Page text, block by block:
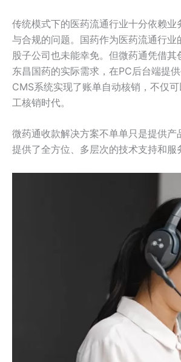
传统模式下的医药流通行业十分依赖
与合规的问题。国药作为医药流通行
股子公司也未能幸免。但微药通凭借
东昌国药的实际需求，在PC后台端提
CMS系统实现了账单自动核销，不仅
工核销时代。
微药通收款解决方案不单单只是提供
提供了全方位、多层次的技术支持和服